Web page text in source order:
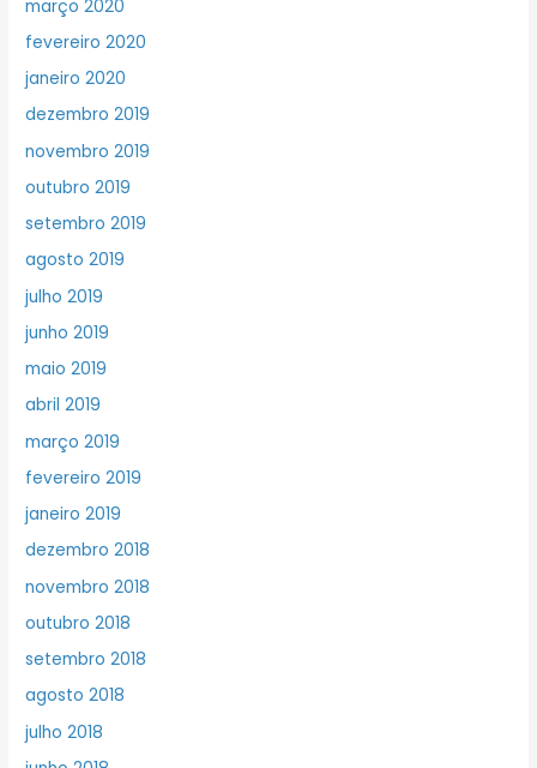
março 2020
fevereiro 2020
janeiro 2020
dezembro 2019
novembro 2019
outubro 2019
setembro 2019
agosto 2019
julho 2019
junho 2019
maio 2019
abril 2019
março 2019
fevereiro 2019
janeiro 2019
dezembro 2018
novembro 2018
outubro 2018
setembro 2018
agosto 2018
julho 2018